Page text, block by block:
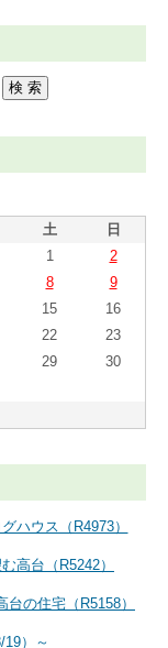
土 日
1
2
8
9
15
16
22
23
29
30
ハウス（R4973）
高台（R5242）
の住宅（R5158）
19）～